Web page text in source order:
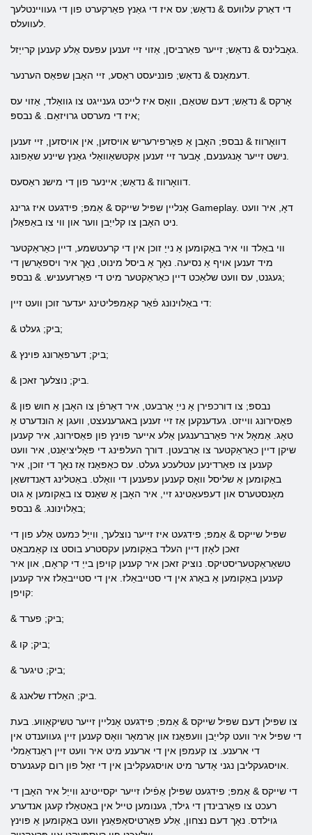
די דאַרק עלוועס & נדאַש; עס איז די גאַנץ פאַרקערט פון די געוויינטלעך
אָרקס & נדאַש; דעם שטאַם, וואָס איז לייכט גענייגט צו גוואַלד, אַזוי עס
איז די מערסט גרויזאַם. & נבספּ;
דוואָרווז & נבספּ; האָבן אַ פאַרפירעריש אויסזען, אין אויסזען, זיי זענען
אָנליין שפּיל שייקס & אַמפּ; פידגעט איז גרינג Gameplay. דאָ, איר וועט
ווי באַלד ווי איר באַקומען אַ נייַ זוכן אין די קרעטשמע, דיין כאַראַקטער
מיד זענען אויף אַ נסיעה. נאָך אַ ביסל מינוט, נאָך איר ויספאָרשן די
געגנט, עס וועט שלאַכט דיין כאַראַקטער מיט די פאַרזעעניש. & נבספּ;
די באַלוינונג פֿאַר קאַמפּליטינג יעדער זוכן וועט זיין:
& ביק; געלט;
& ביק; דערפאַרונג פּוינץ;
& נבספּ; צו דורכפירן אַ נייַ אַרבעט, איר דאַרפֿן צו האָבן אַ חוש פון
פּאַסירונג ווייזט. געדענקען אַז זיי זענען באגרענעצט, וועגן אַ הונדערט אַ
טאָג. אַמאָל איר פאַרברענגען אַלע אייער פּוינץ פון פּאַסירונג, איר קענען
שיקן דיין כאַראַקטער צו אַרבעטן. דורך העלפּינג די פּאָליציאַנט, איר וועט
קענען צו פאַרדינען עטלעכע געלט. עס כאַפּאַנז אַז נאָך די זוכן, איר
באַקומען אַ שליסל וואָס קענען עפענען די וואָלט. באַטלינג דאַנדזשאַן
מאָנסטערס און דעפעאַטינג זיי, איר האָבן אַ שאַנס צו באַקומען אַ גוט
באַלוינונג. & נבספּ;
שפּיל שייקס & אַמפּ; פידגעט איז זייער נוצלעך, ווייַל כּמעט אַלע פון ​​די
זאכן לאָזן דיין העלד באַקומען עקסטרע בוסט צו קאַמבאַט
טשאַראַקטעריסטיקס. נוציק זאכן איר קענען קויפן בייַ די קראָם, און איר
קענען באַקומען אַ באַרג אין די סטייבאַלז. אין די סטייבאַלז איר קענען
קויפן:
& ביק; פערד;
& ביק; קו;
& ביק; טיגער;
צו שפּילן דעם שפּיל שייקס & אַמפּ; פידגעט אָנליין זייער טשיקאַווע. בעת
די שפּיל איר וועט קלייַבן וועפּאַנז און אַרמאָר וואָס קענען זיין געווענדט אין
די ארענע. צו קעמפן אין די ארענע מיט איר וועט זיין ראַנדאַמלי
די שייקס & אַמפּ; פידגעט שפּילן אַפֿילו זייער יקסייטינג ווייַל איר האָבן די
רעכט צו פאַרבינדן די גילד, גענומען טייל אין באַטאַלז קעגן אנדערע
גוילדס. נאָך דעם נצחון, אַלע פּאַרטיסאַפּאַנץ וועט באַקומען אַ פּוינץ